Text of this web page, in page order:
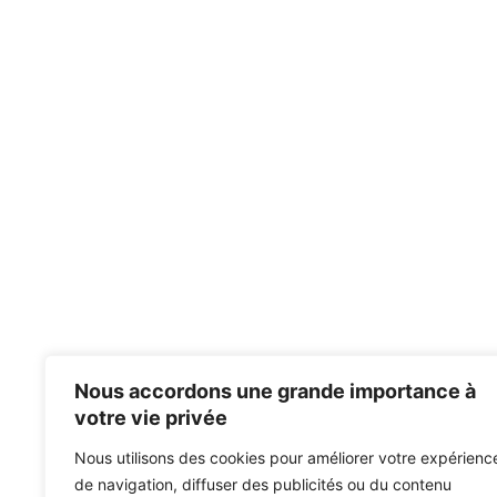
Nous accordons une grande importance à
votre vie privée
Nous utilisons des cookies pour améliorer votre
de navigation, diffuser des publicités ou du contenu